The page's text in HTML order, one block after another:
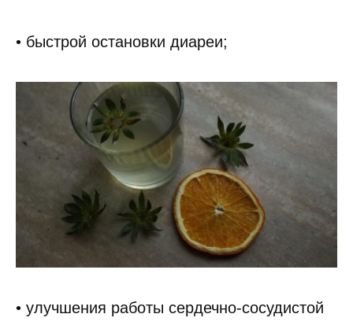
• быстрой остановки диареи;
• улучшения работы сердечно-сосудистой